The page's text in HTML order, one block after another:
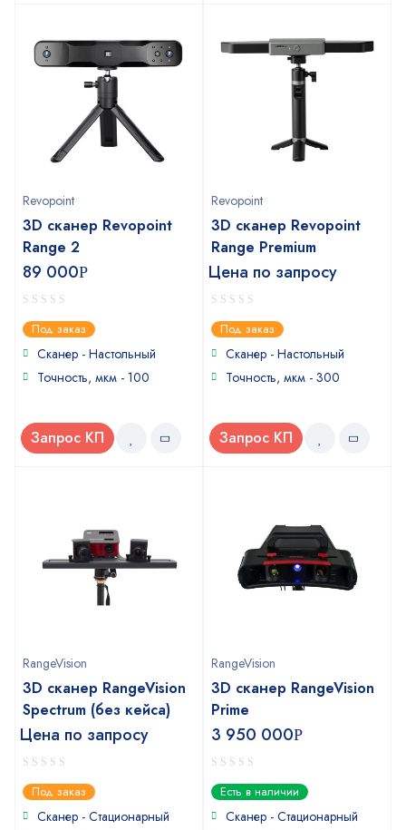
Revopoint
3D сканер Revopoint
Range 2
89 000Р
0
out
of
Под заказ
Сканер - Настольный
Точность, мкм - 100
Запрос КП
Revopoint
3D сканер Revopoint
Range Premium
Цена по запросу
0
out
of
Под заказ
Сканер - Настольный
Точность, мкм - 300
Запрос КП
RangeVision
3D сканер RangeVision
Spectrum (без кейса)
Цена по запросу
0
out
of
Под заказ
Сканер - Стационарный
RangeVision
3D сканер RangeVision
Prime
3 950 000Р
0
out
of
Есть в наличии
Сканер - Стационарный